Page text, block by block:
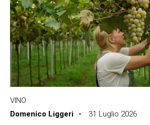
VINO
Domenico Liggeri
31 Luglio 2026